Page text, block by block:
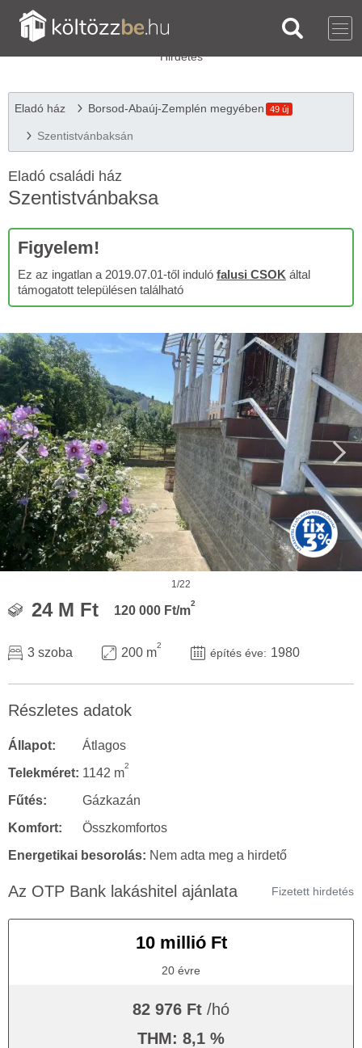
Eladó ház Borsod-Abaúj-Zemplén megyében 49 új
Szentistvánbaksán
Eladó családi ház
Szentistvánbaksa
Figyelem!
Ez az ingatlan a 2019.07.01-től induló falusi CSOK által
támogatott településen található
1/22
24 M Ft 120 000 Ft/m
2
3 szoba 200 m
2
építés éve: 1980
Részletes adatok
Állapot:
Átlagos
Telekméret: 1142 m
2
Fűtés:
Gázkazán
Komfort:
Összkomfortos
Energetikai besorolás: Nem adta meg a hirdető
Az OTP Bank lakáshitel ajánlata Fizetett hirdetés
10 millió Ft
20 évre
82 976 Ft /hó
THM: 8,1 %